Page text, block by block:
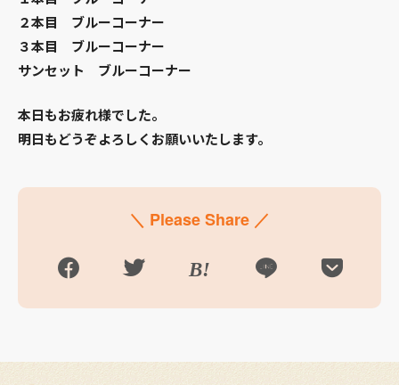
２本目 ブルーコーナー
３本目 ブルーコーナー
サンセット ブルーコーナー
本日もお疲れ様でした。
明日もどうぞよろしくお願いいたします。
＼ Please Share ／